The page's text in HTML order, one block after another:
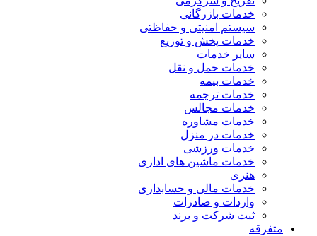
خدمات بازرگانی
سیستم امنیتی و حفاظتی
خدمات پخش و توزیع
سایر خدمات
خدمات حمل و نقل
خدمات بیمه
خدمات ترجمه
خدمات مجالس
خدمات مشاوره
خدمات در منزل
خدمات ورزشی
خدمات ماشین های اداری
هنری
خدمات مالی و حسابداری
واردات و صادرات
ثبت شرکت و برند
متفرقه